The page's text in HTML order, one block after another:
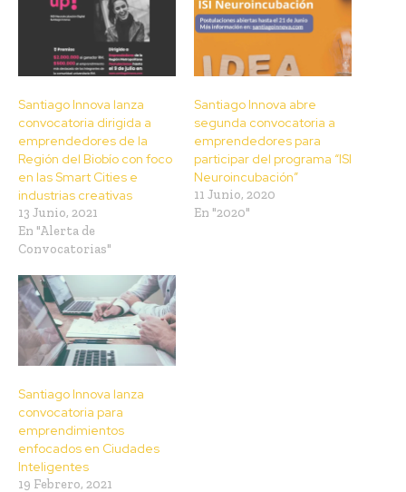
Santiago Innova lanza
convocatoria dirigida a
emprendedores de la
Región del Biobío con foco
en las Smart Cities e
industrias creativas
13 Junio, 2021
En "Alerta de
Convocatorias"
Santiago Innova abre
segunda convocatoria a
emprendedores para
participar del programa “ISI
Neuroincubación”
11 Junio, 2020
En "2020"
Santiago Innova lanza
convocatoria para
emprendimientos
enfocados en Ciudades
Inteligentes
19 Febrero, 2021